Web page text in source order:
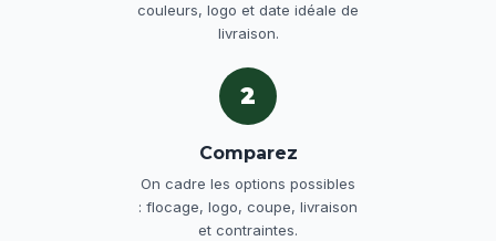
couleurs, logo et date idéale de
livraison.
2
Comparez
On cadre les options possibles
: flocage, logo, coupe, livraison
et contraintes.